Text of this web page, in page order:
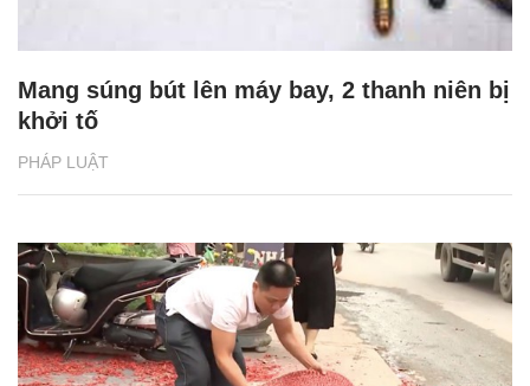
PHÁP LUẬT
Mang súng bút lên máy bay, 2 thanh niên bị
khởi tố